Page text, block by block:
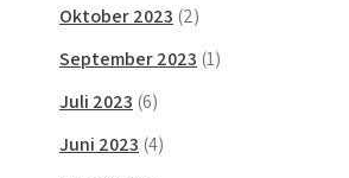
Oktober 2023 (2)
September 2023 (1)
Juli 2023 (6)
Juni 2023 (4)